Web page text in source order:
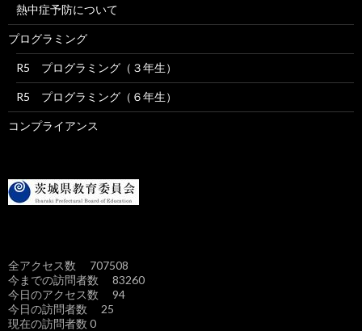
熱中症予防について
プログラミング
R5 プログラミング（３年生）
R5 プログラミング（６年生）
コンプライアンス
全アクセス数 707508
今までの訪問者数 83260
今日のアクセス数 94
今日の訪問者数 25
現在の訪問者数 0